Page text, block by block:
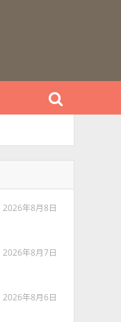
2026年8月8日
2026年8月7日
2026年8月6日